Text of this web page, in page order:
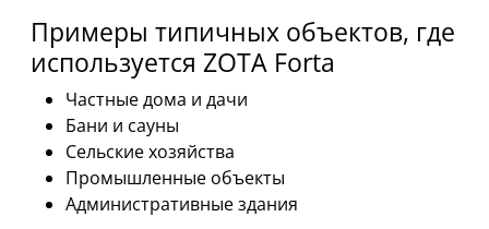
Примеры типичных объектов, где
используется ZOTA Forta
Частные дома и дачи
Бани и сауны
Сельские хозяйства
Промышленные объекты
Административные здания